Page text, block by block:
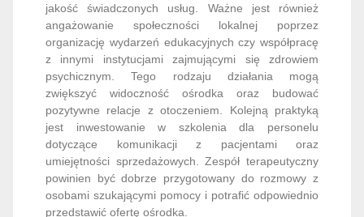
jakość świadczonych usług. Ważne jest również
angażowanie społeczności lokalnej poprzez
organizację wydarzeń edukacyjnych czy współpracę
z innymi instytucjami zajmującymi się zdrowiem
psychicznym. Tego rodzaju działania mogą
zwiększyć widoczność ośrodka oraz budować
pozytywne relacje z otoczeniem. Kolejną praktyką
jest inwestowanie w szkolenia dla personelu
dotyczące komunikacji z pacjentami oraz
umiejętności sprzedażowych. Zespół terapeutyczny
powinien być dobrze przygotowany do rozmowy z
osobami szukającymi pomocy i potrafić odpowiednio
przedstawić ofertę ośrodka.